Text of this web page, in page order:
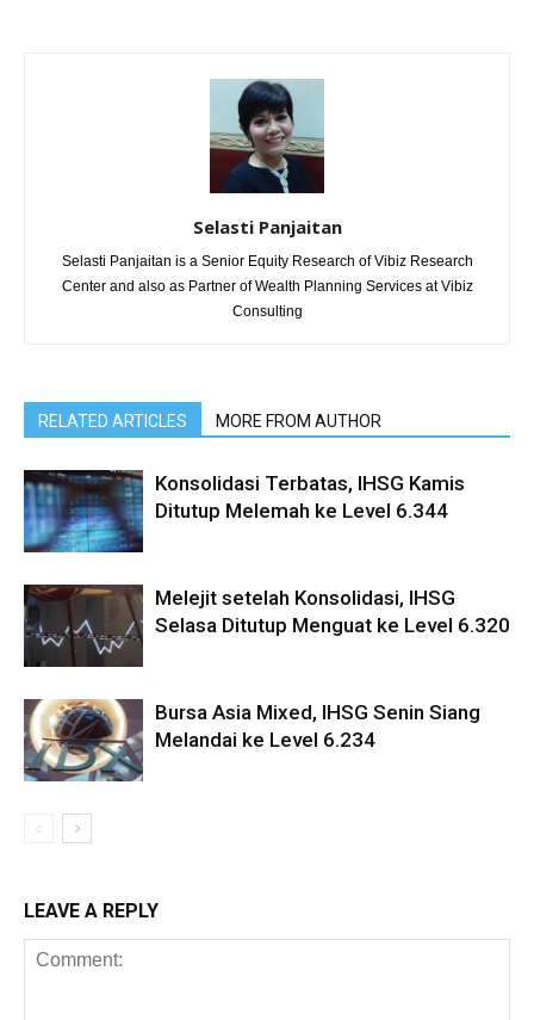
Selasti Panjaitan
Selasti Panjaitan is a Senior Equity Research of Vibiz Research
Center and also as Partner of Wealth Planning Services at Vibiz
Consulting
RELATED ARTICLES MORE FROM AUTHOR
Konsolidasi Terbatas, IHSG Kamis
Ditutup Melemah ke Level 6.344
Melejit setelah Konsolidasi, IHSG
Selasa Ditutup Menguat ke Level 6.320
Bursa Asia Mixed, IHSG Senin Siang
Melandai ke Level 6.234
LEAVE A REPLY